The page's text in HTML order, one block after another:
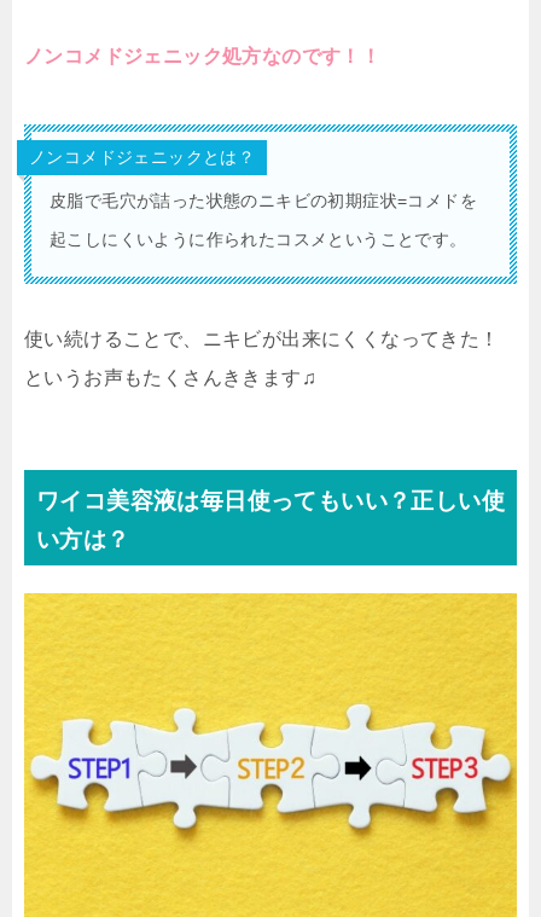
ノンコメドジェニック処方なのです！！
ノンコメドジェニックとは？
皮脂で毛穴が詰った状態のニキビの初期症状=コメドを
起こしにくいように作られたコスメということです。
使い続けることで、ニキビが出来にくくなってきた！
というお声もたくさんききます♫
ワイコ美容液は毎日使ってもいい？正しい使
い方は？